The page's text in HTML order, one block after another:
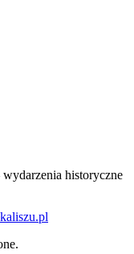
historyczne